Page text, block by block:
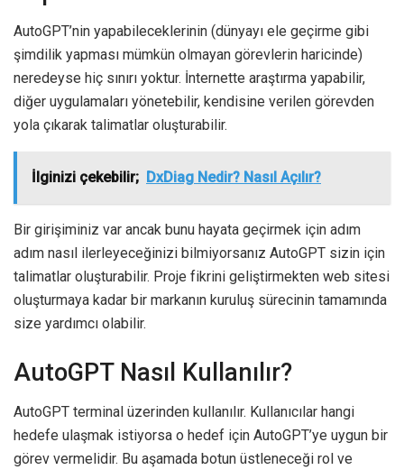
AutoGPT’nin yapabileceklerinin (dünyayı ele geçirme gibi
şimdilik yapması mümkün olmayan görevlerin haricinde)
neredeyse hiç sınırı yoktur. İnternette araştırma yapabilir,
diğer uygulamaları yönetebilir, kendisine verilen görevden
yola çıkarak talimatlar oluşturabilir.
İlginizi çekebilir; DxDiag Nedir? Nasıl Açılır?
Bir girişiminiz var ancak bunu hayata geçirmek için adım
adım nasıl ilerleyeceğinizi bilmiyorsanız AutoGPT sizin için
talimatlar oluşturabilir. Proje fikrini geliştirmekten web sitesi
oluşturmaya kadar bir markanın kuruluş sürecinin tamamında
size yardımcı olabilir.
AutoGPT Nasıl Kullanılır?
AutoGPT terminal üzerinden kullanılır. Kullanıcılar hangi
hedefe ulaşmak istiyorsa o hedef için AutoGPT’ye uygun bir
görev vermelidir. Bu aşamada botun üstleneceği rol ve